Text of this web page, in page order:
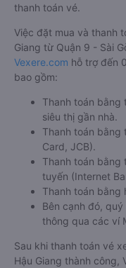
thanh toán vé.
Việc đặt mua và thanh
Giang từ Quận 9 - Sài
Vexere.com hỗ trợ đến
bao gồm:
Thanh toán bằng
siêu thị gần nhà.
Thanh toán bằng
Card, JCB).
Thanh toán bằng
tuyến (Internet
Thanh toán bằng
Bên cạnh đó,
thông qua các ví
Sau khi thanh toán vé
Hậu Giang thành công,